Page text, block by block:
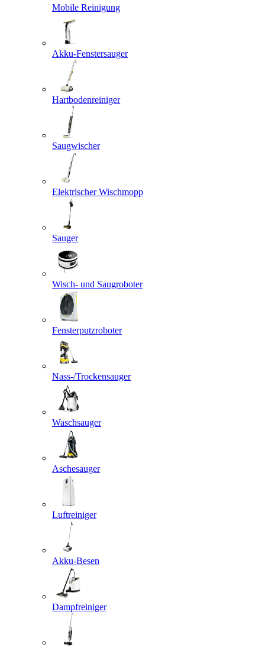
Mobile Reinigung
Akku-Fenstersauger
Hartbodenreiniger
Saugwischer
Elektrischer Wischmopp
Sauger
Wisch- und Saugroboter
Fensterputzroboter
Nass-/Trockensauger
Waschsauger
Aschesauger
Luftreiniger
Akku-Besen
Dampfreiniger